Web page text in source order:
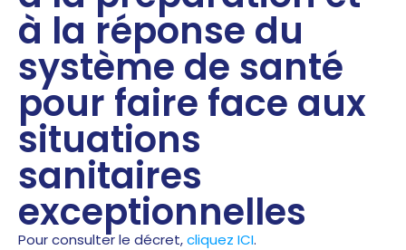
à la réponse du
système de santé
pour faire face aux
situations
sanitaires
exceptionnelles
Pour consulter le décret,cliquez ICI.